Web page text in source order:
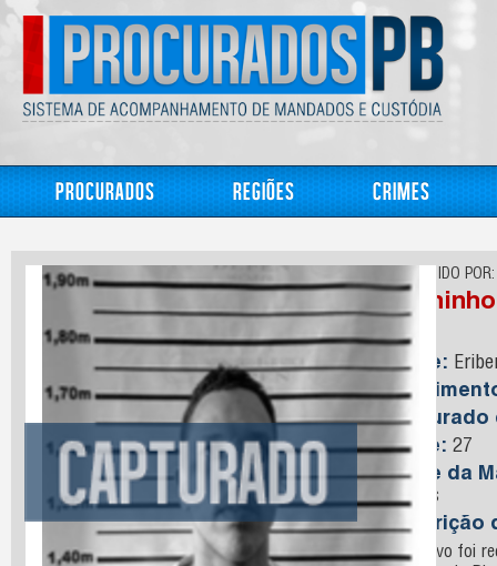
Procurados Regiões Crimes
CONHECIDO POR:
Buchinho
Nome:
Capturado
Idade: 27
Nome da
Santos
Descrição
O fugitivo foi